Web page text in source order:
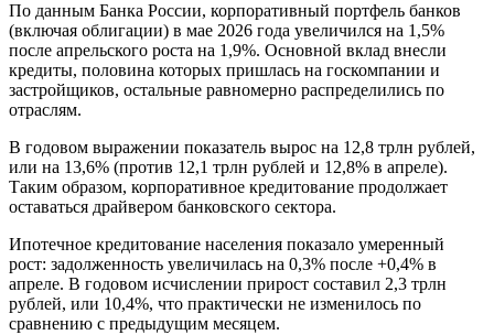
По данным Банка России, корпоративный портфель банков
(включая облигации) в мае 2026 года увеличился на 1,5%
после апрельского роста на 1,9%. Основной вклад внесли
кредиты, половина которых пришлась на госкомпании и
застройщиков, остальные равномерно распределились по
отраслям.
В годовом выражении показатель вырос на 12,8 трлн рублей,
или на 13,6% (против 12,1 трлн рублей и 12,8% в апреле).
Таким образом, корпоративное кредитование продолжает
оставаться драйвером банковского сектора.
Ипотечное кредитование населения показало умеренный
рост: задолженность увеличилась на 0,3% после +0,4% в
апреле. В годовом исчислении прирост составил 2,3 трлн
рублей, или 10,4%, что практически не изменилось по
сравнению с предыдущим месяцем.